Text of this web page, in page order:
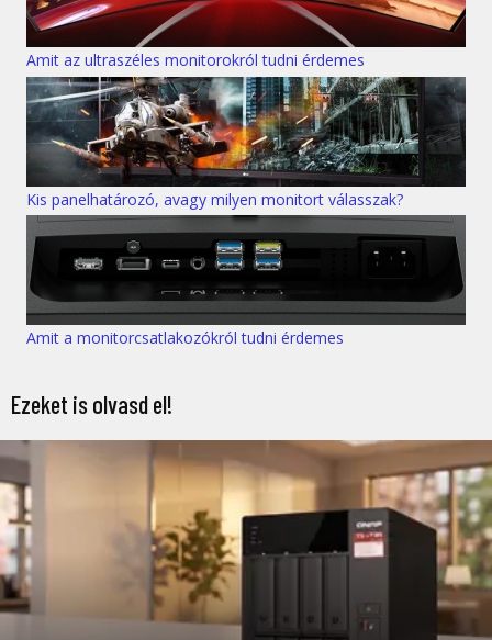
Amit az ultraszéles monitorokról tudni érdemes
Kis panelhatározó, avagy milyen monitort válasszak?
Amit a monitorcsatlakozókról tudni érdemes
Ezeket is olvasd el!